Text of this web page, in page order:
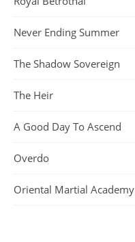
Never Ending Summer
The Shadow Sovereign
The Heir
A Good Day To Ascend
Overdo
Oriental Martial Academy